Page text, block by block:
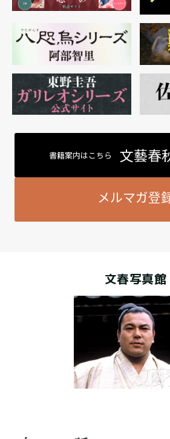
書籍案内はこちら 文藝春
メルマガ登
文春写真館